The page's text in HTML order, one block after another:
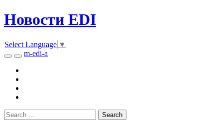
Новости EDI
Select Language ▼
m-edi-a